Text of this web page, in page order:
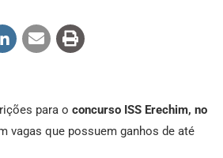
para o concurso ISS Erechim, no
vagas que possuem ganhos de até